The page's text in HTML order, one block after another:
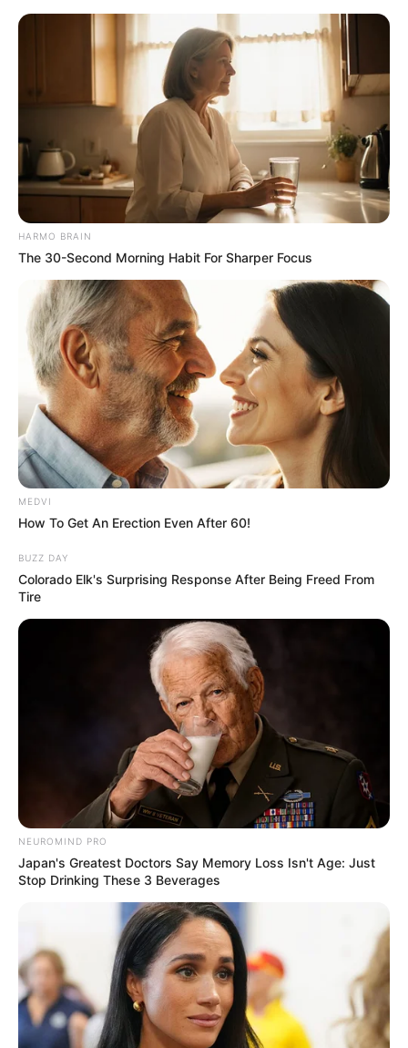
HARMO BRAIN
The 30-Second Morning Habit For Sharper Focus
MEDVI
How To Get An Erection Even After 60!
BUZZ DAY
Colorado Elk's Surprising Response After Being Freed From
Tire
NEUROMIND PRO
Japan's Greatest Doctors Say Memory Loss Isn't Age: Just
Stop Drinking These 3 Beverages